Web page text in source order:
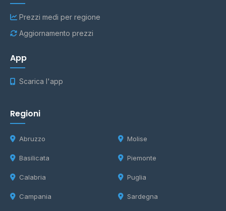
Prezzi medi per regione
Aggiornamento prezzi
App
Scarica l'app
Regioni
Abruzzo
Basilicata
Calabria
Campania
Molise
Piemonte
Puglia
Sardegna